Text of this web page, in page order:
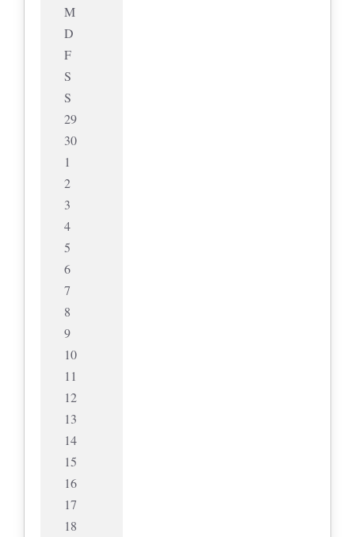
M
D
F
S
S
29
30
1
2
3
4
5
6
7
8
9
10
11
12
13
14
15
16
17
18